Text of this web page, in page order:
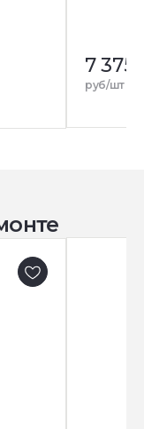
7 375
руб/шт